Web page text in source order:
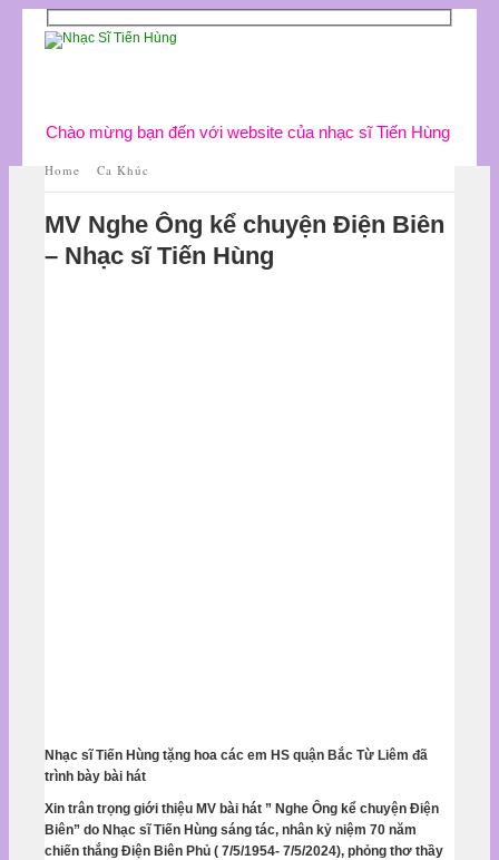
Chào mừng bạn đến với website của nhạc sĩ Tiến Hùng
Home Ca Khúc
MV Nghe Ông kể chuyện Điện Biên
– Nhạc sĩ Tiến Hùng
Nhạc sĩ Tiến Hùng tặng hoa các em HS quận Bắc Từ Liêm đã
trình bày bài hát
Xin trân trọng giới thiệu MV bài hát ” Nghe Ông kể chuyện Điện
Biên” do Nhạc sĩ Tiến Hùng sáng tác, nhân kỷ niệm 70 năm
chiến thắng Điện Biên Phủ ( 7/5/1954- 7/5/2024), phỏng thơ thầy